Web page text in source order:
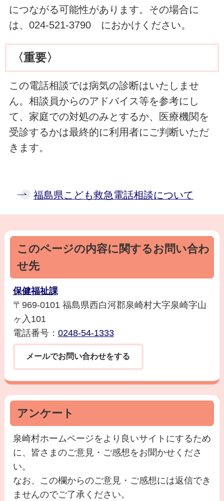
につながる可能性があります。その場合に
は、024-521-3790 におかけください。
〈重要〉
この電話相談では病気の診断はいたしませ
ん。相談員からのアドバイス等を参考にし
て、家庭での対処のみとするか、医療機関を
受診するかは最終的に利用者にご判断いただ
きます。
福島県こども救急電話相談について
このページの内容に関するお問い合わ
せ先
保健福祉課
〒969-0101 福島県西白河郡泉崎村大字泉崎字山
ヶ入101
電話番号： 0248-54-1333
メールでお問い合わせをする
アンケート
泉崎村ホームページをより良いサイトにするため
に、皆さまのご意見・ご感想をお聞かせくださ
い。
なお、この欄からのご意見・ご感想には返信でき
ませんのでご了承ください。